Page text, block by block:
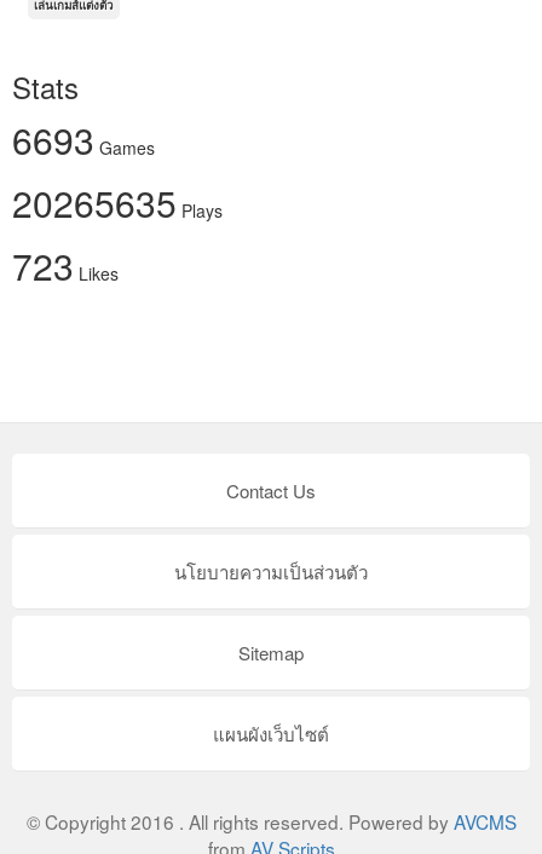
เล่นเกมส์แต่งตัว
Stats
6693 Games
20265635 Plays
723 Likes
Contact Us
นโยบายความเป็นส่วนตัว
Sitemap
แผนผังเว็บไซต์
© Copyright 2016 . All rights reserved. Powered by AVCMS
from AV Scripts